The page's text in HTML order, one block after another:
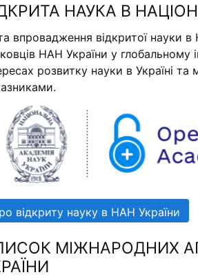
НАУКА В
впровадження відкритої науки в
НАН України у глобальному
розвитку науки в Україні
відкриту науку в НАН України
МІЖНАРОДНИХ